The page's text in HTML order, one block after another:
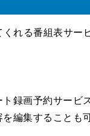
れる番組表サー
録画予約サー
編集することも